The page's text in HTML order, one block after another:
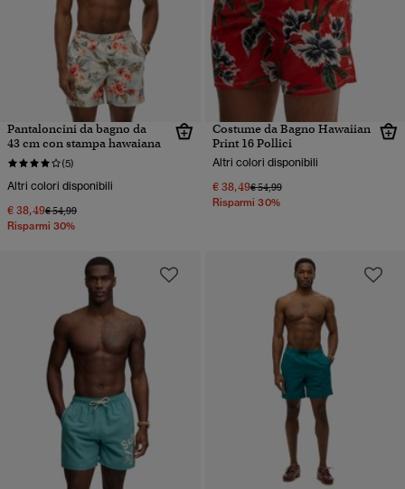
Pantaloncini da bagno da
43 cm con stampa hawaiana
(5)
Altri colori disponibili
€ 38,49Prezzo ridotto da
€ 54,99a
Risparmi 30%
Costume da Bagno Hawaiian
Print 16 Pollici
Altri colori disponibili
€ 38,49Prezzo ridotto da
€ 54,99a
Risparmi 30%